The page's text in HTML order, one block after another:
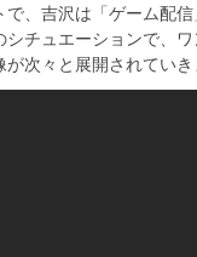
、吉沢は「ゲーム配信
シチュエーションで、
次々と展開されていき